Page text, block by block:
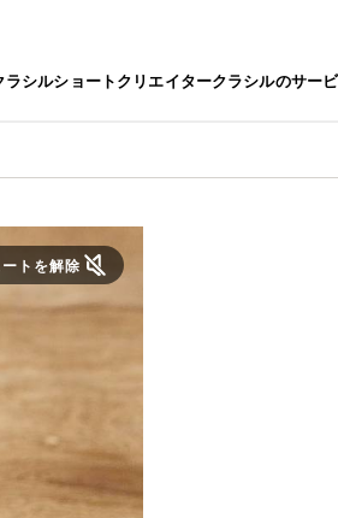
ラシルショートクリエイタークラシルのサー
ートを解除